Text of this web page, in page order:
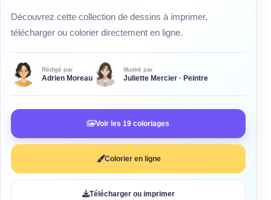
Découvrez cette collection de dessins à imprimer,
télécharger ou colorier directement en ligne.
Rédigé par
Adrien Moreau
Illustré par
Juliette Mercier · Peintre
Voir les 19 coloriages
Colorier en ligne
Télécharger ou imprimer